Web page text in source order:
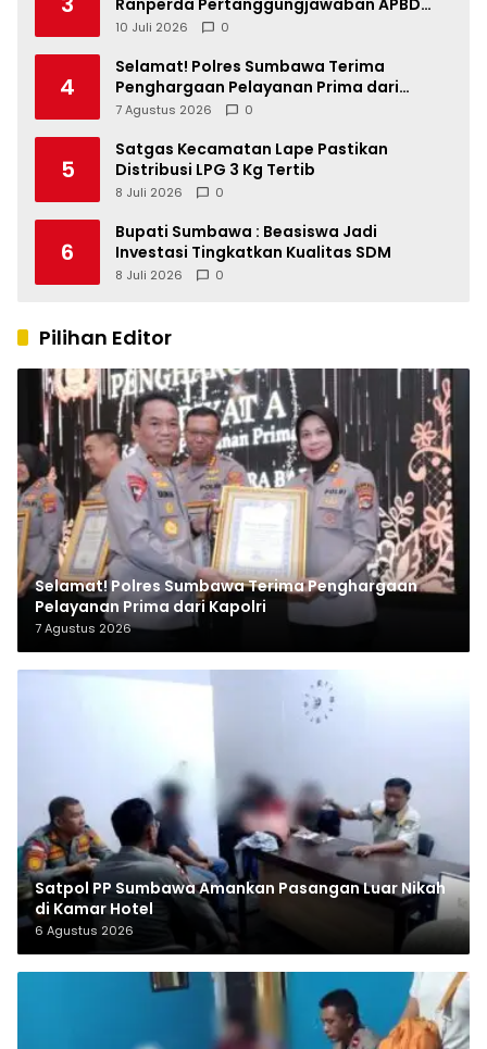
2025, Soroti SILPA Rp201,68 Miliar dan
10 Juli 2026 0
4
Selamat! Polres Sumbawa Terima
Penghargaan Pelayanan Prima dari
Kapolri
7 Agustus 2026 0
5
Satgas Kecamatan Lape Pastikan
Distribusi LPG 3 Kg Tertib
8 Juli 2026 0
6
Bupati Sumbawa : Beasiswa Jadi
Investasi Tingkatkan Kualitas SDM
8 Juli 2026 0
Pilihan Editor
Selamat! Polres Sumbawa Terima Penghargaan
Pelayanan Prima dari Kapolri
7 Agustus 2026
Satpol PP Sumbawa Amankan Pasangan Luar Nikah
di Kamar Hotel
6 Agustus 2026